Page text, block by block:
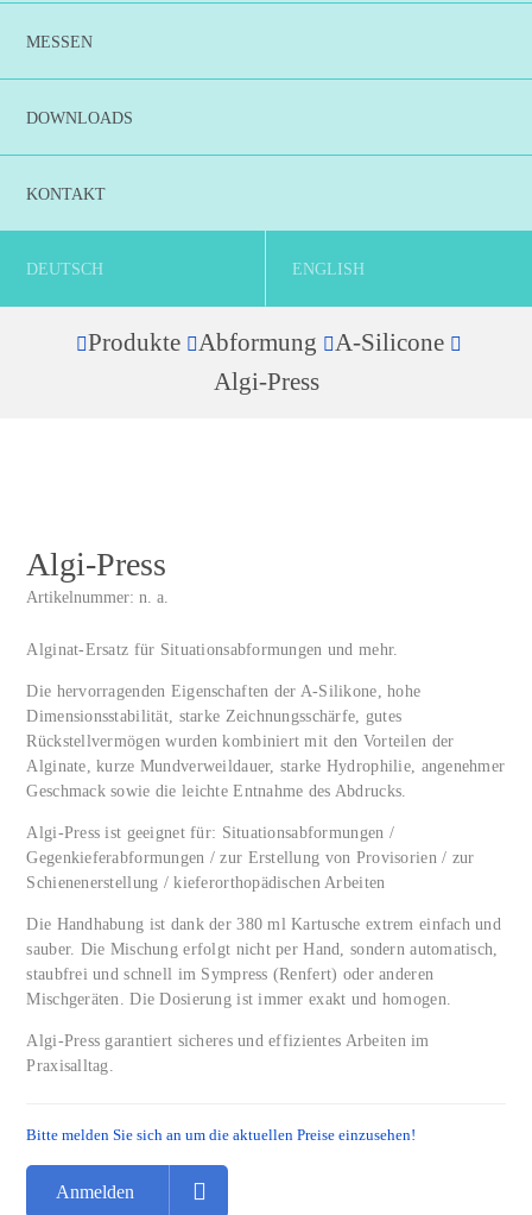
MESSEN
DOWNLOADS
KONTAKT
DEUTSCH ENGLISH
Produkte Abformung
A-Silicone
Algi-Press
Algi-Press
Artikelnummer:n. a.
Alginat-Ersatz für Situationsabformungen und mehr.
Die hervorragenden Eigenschaften der A-Silikone, hohe
Dimensionsstabilität, starke Zeichnungsschärfe, gutes
Rückstellvermögen wurden kombiniert mit den Vorteilen der
Alginate, kurze Mundverweildauer, starke Hydrophilie, angenehmer
Geschmack sowie die leichte Entnahme des Abdrucks.
Algi-Press ist geeignet für: Situationsabformungen /
Gegenkieferabformungen / zur Erstellung von Provisorien / zur
Schienenerstellung / kieferorthopädischen Arbeiten
Die Handhabung ist dank der 380 ml Kartusche extrem einfach und
sauber. Die Mischung erfolgt nicht per Hand, sondern automatisch,
staubfrei und schnell im Sympress (Renfert) oder anderen
Mischgeräten. Die Dosierung ist immer exakt und homogen.
Algi-Press garantiert sicheres und effizientes Arbeiten im
Praxisalltag.
Bitte melden Sie sich an um die aktuellen Preise einzusehen!
Anmelden